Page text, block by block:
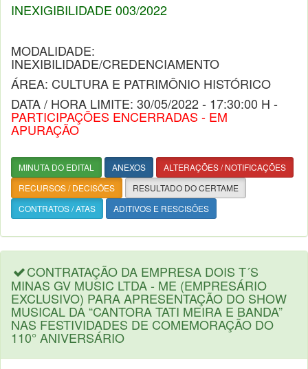
INEXIGIBILIDADE 003/2022
MODALIDADE:
INEXIBILIDADE/CREDENCIAMENTO
ÁREA: CULTURA E PATRIMÔNIO HISTÓRICO
DATA / HORA LIMITE: 30/05/2022 - 17:30:00 H -
PARTICIPAÇÕES ENCERRADAS - EM
APURAÇÃO
MINUTA DO EDITAL ANEXOS
ALTERAÇÕES / NOTIFICAÇÕES
RECURSOS / DECISÕES
RESULTADO DO CERTAME
CONTRATOS / ATAS
ADITIVOS E RESCISÕES
CONTRATAÇÃO DA EMPRESA DOIS T´S
MINAS GV MUSIC LTDA - ME (EMPRESÁRIO
EXCLUSIVO) PARA APRESENTAÇÃO DO SHOW
MUSICAL DA “CANTORA TATI MEIRA E BANDA”
NAS FESTIVIDADES DE COMEMORAÇÃO DO
110° ANIVERSÁRIO